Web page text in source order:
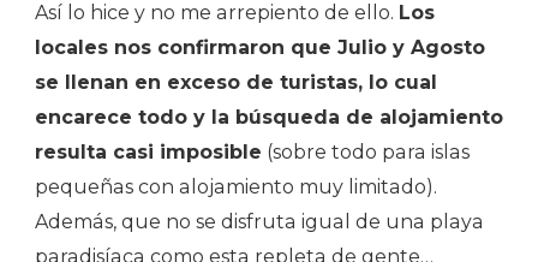
Así lo hice y no me arrepiento de ello. Los
locales nos confirmaron que Julio y Agosto
se llenan en exceso de turistas, lo cual
encarece todo y la búsqueda de alojamiento
resulta casi imposible (sobre todo para islas
pequeñas con alojamiento muy limitado).
Además, que no se disfruta igual de una playa
paradisíaca como esta repleta de gente…